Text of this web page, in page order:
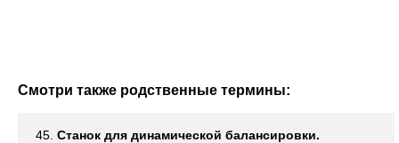
Смотри также родственные термины:
45. Станок для динамической балансировки.